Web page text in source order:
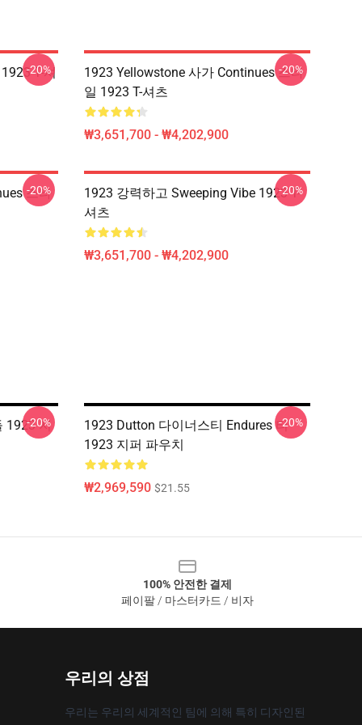
T-셔
-20%
1923 Yellowstone 사가 Continues 스타
일 1923 T-셔츠
₩3,651,700 - ₩4,202,900
-20%
스타
-20%
1923 강력하고 Sweeping Vibe 1923 T-
셔츠
₩3,651,700 - ₩4,202,900
-20%
1923 지
-20%
1923 Dutton 다이너스티 Endures 티
1923 지퍼 파우치
₩2,969,590 $21.55
-20%
100% 안전한 결제
페이팔 / 마스터카드 / 비자
우리의 상점
우리는 우리의 세계적인 팀에 의해 특히 디자인된